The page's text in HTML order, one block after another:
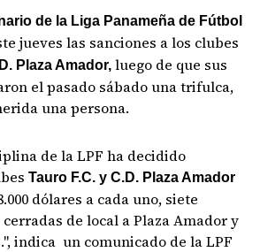
de la Liga Panameña de Fútbol
jueves las sanciones a los clubes
Plaza Amador,luego de que sus
el pasado sábado una trifulca,
una persona.
de la LPF ha decidido
Tauro F.C. y C.D. Plaza Amador
dólares a cada uno, siete
de local a Plaza Amador y
indica un comunicado de la LPF